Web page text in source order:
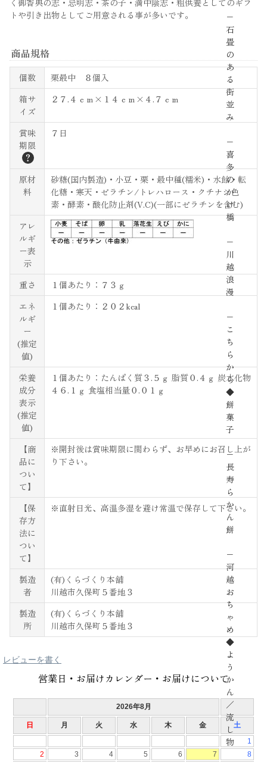
−
石
畳
の
あ
る
街
並
み
−
喜
多
の
か
け
橋
−
川
越
浪
漫
−
こ
ち
ら
か
ら
◆
餅
菓
子
−
長
寿
ら
か
ん
餅
−
河
越
お
ち
ゃ
め
◆
よ
う
か
ん
／
流
し
物
トや引き出物としてご用意される事が多いです。
商品規格
個数
栗最中 ８個入
箱サ
イズ
２７.４ｃｍ×１４ｃｍ×４.７ｃｍ
賞味
期限
？
７日
原材
料
砂糖(国内製造)・小豆・栗・最中種(糯米)・水飴・転
化糖・寒天・ゼラチン/トレハロース・クチナシ色
素・酵素・酸化防止剤(V.C)(一部にゼラチンを含む)
アレ
ルギ
ー表
示
重さ
１個あたり：７３ｇ
エネ
ルギ
ー
(推定
値)
１個あたり：２０２kcal
栄養
成分
表示
(推定
値)
１個あたり：たんぱく質３.５ｇ 脂質０.４ｇ 炭水化物
４６.１ｇ 食塩相当量０.０１ｇ
【商
品に
つい
て】
※開封後は賞味期限に関わらず、お早めにお召し上が
り下さい。
【保
存方
法に
つい
て】
※直射日光、高温多湿を避け常温で保存して下さい。
製造
者
(有)くらづくり本舗
川越市久保町５番地３
製造
所
(有)くらづくり本舗
川越市久保町５番地３
レビューを書く
営業日・お届けカレンダー・お届けについて